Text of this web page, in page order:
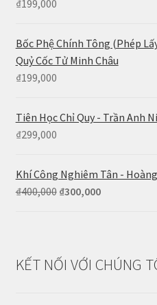
₫199,000
Bốc Phệ Chính Tông (Phép
Quỷ Cốc Tử Minh Châu
₫199,000
Tiên Học Chỉ Quy - Trần Anh
₫299,000
Khí Công Nghiêm Tân -
₫400,000 Giá
₫300,000Giá
₫300,000.
KẾT NỐI VỚI CHÚNG